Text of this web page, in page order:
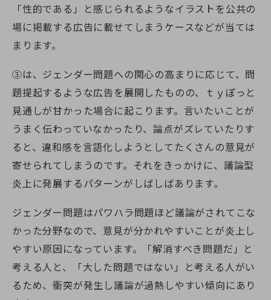
「性的である」と感じられるようなイラストを公共の
場に掲載する広告に載せてしまうケースなどが当ては
まります。
③は、ジェンダー問題への関心の高まりに応じて、問
題提起するような広告を展開したものの、ｔｙぽっと
見通しが甘かった場合に起こります。言いたいことが
うまく伝わっていなかったり、論点がズレていたりす
ると、違和感を言語化しようとしてたくさんの意見が
寄せられてしまうのです。それをきっかけに、議論型
炎上に発展するパターンがしばしばあります。
ジェンダー問題はパワハラ問題ほど議論がされてこな
かった分野なので、意見が分かれやすいことが炎上し
やすい原因になっています。「解消すべき問題だ」と
考える人と、「大した問題ではない」と考える人がい
るため、衝突が発生し議論が過熱しやすい傾向にあり